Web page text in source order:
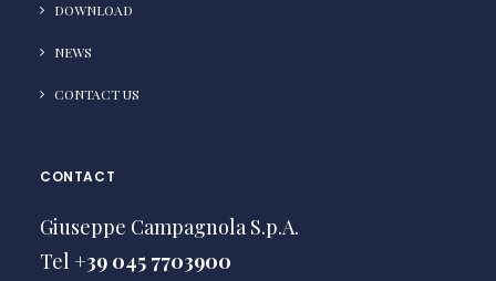
DOWNLOAD
NEWS
CONTACT US
CONTACT
Giuseppe Campagnola S.p.A.
Tel +39 045 7703900